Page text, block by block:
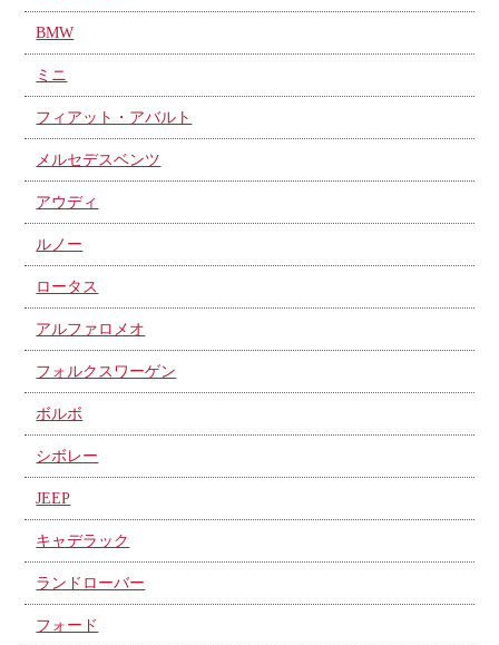
BMW
ミニ
フィアット・アバルト
メルセデスベンツ
アウディ
ルノー
ロータス
アルファロメオ
フォルクスワーゲン
ボルボ
シボレー
JEEP
キャデラック
ランドローバー
フォード